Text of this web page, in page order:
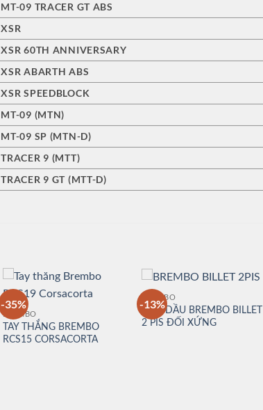
MT-09 TRACER GT ABS
XSR
XSR 60TH ANNIVERSARY
XSR ABARTH ABS
XSR SPEEDBLOCK
MT-09 (MTN)
MT-09 SP (MTN-D)
TRACER 9 (MTT)
TRACER 9 GT (MTT-D)
-35%
BREMBO
TAY THẮNG BREMBO
RCS15 CORSACORTA
-13%
BREMBO
HEO DẦU BREMBO BILLET
2 PIS ĐỐI XỨNG